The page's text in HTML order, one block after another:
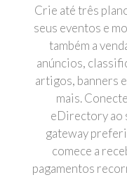
Crie até três
seus eventos e
também a
anúncios,
artigos, banners
mais.
eDirectory ao
gateway
comece a
pagamentos